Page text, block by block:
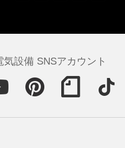
設備 SNSアカウント